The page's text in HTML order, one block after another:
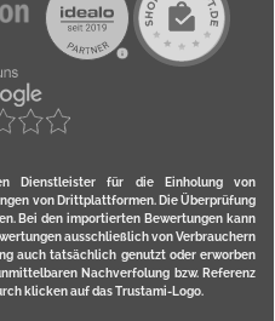
Dienstleister für die Einholung von
von Drittplattformen. Die Überprüfung
Bei den importierten Bewertungen kann
ausschließlich von Verbrauchern
auch tatsächlich genutzt oder erworben
Nachverfolung bzw. Referenz
klicken auf das Trustami-Logo.